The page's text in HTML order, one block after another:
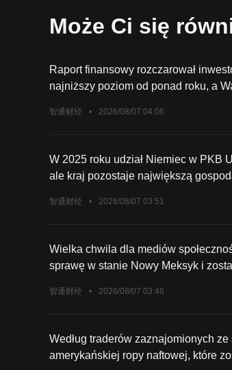
Może Ci się
Raport finansowy rozczarował
najniższy poziom od ponad roku, a
智通财经 • 2026/08/07 04:06
W 2025 roku udział Niemiec w PKB
ale kraj pozostaje największą
智通财经 • 2026/08/07 03:51
Wielka chwila dla mediów
sprawę w stanie Nowy Meksyk i
智通财经 • 2026/08/07 03:46
Według traderów zaznajomionych
amerykańskiej ropy naftowej, które